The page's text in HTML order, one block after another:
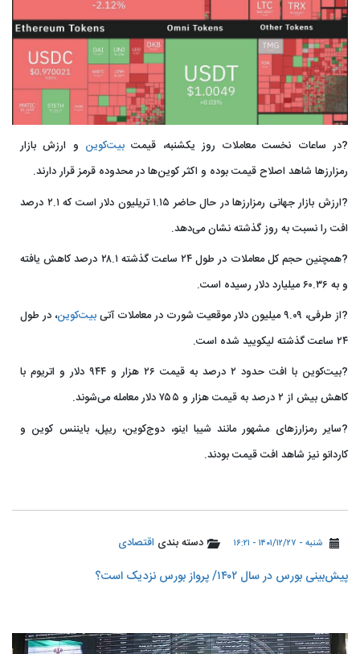
?در ساعات نخست معاملات روز یکشنبه، قیمت بیت‌کوینو ارزش بازار
رمزارزها شاهد اصلاح قیمت بوده و اکثر کوین‌ها در محدوده قرمز قرار دارند.
?ارزش بازار جهانی رمزارزها در حال حاضر ۱.۱۵ تریلیون دلار است که ۲.۱ درصد
افت را نسبت به روز گذشته نشان می‌دهد.
?همچنین حجم کل معاملات در طول ۲۴ ساعت گذشته ۲۸.۱ درصد کاهش یافته
و به ۶۰.۳۶ میلیارد دلار رسیده است.
?از طرفی، ۹.۰۹ میلیون دلار موقعیت شورت در معاملات آتی
بیت‌کوین، در طول
۲۴ ساعت گذشته لیکویید شده است.
?بیت‌کوین با افت حدود ۲ درصد به قیمت ۲۶ هزار و ۹۴۴ دلار و اتریوم با
کاهش بیش از ۲ درصد به قیمت هزار و ۷۵۵ دلار معامله می‌شوند.
?سایر رمزارزهای مشهور مانند شیبا اینو، دوج‌کوین، ریپل، بایننس کوین و
کاردانو نیز شاهد افت قیمت بودند.
شنبه - ۱۴۰۱/۱۲/۲۷ - ۱۶:۲۱ دسته بندی اقتصادی
پیش‌بینی بورس در سال ۱۴۰۲/ پرواز بورس نزدیک است؟